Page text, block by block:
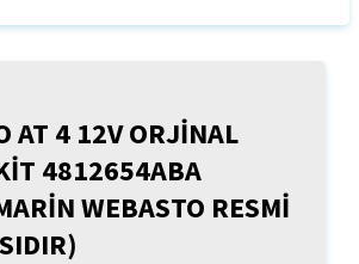
AT 4 12V ORJİNAL
4812654ABA
WEBASTO RESMİ